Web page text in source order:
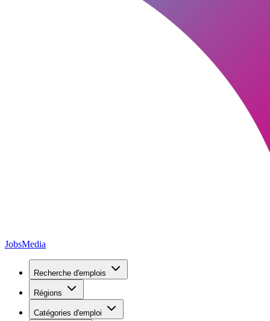
JobsMedia
Recherche d'emplois
Régions
Catégories d'emploi